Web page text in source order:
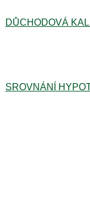
DŮCHODOVÁ
SROVNÁNÍ